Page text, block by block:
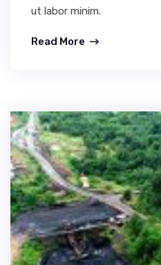
ut labor minim.
Read More